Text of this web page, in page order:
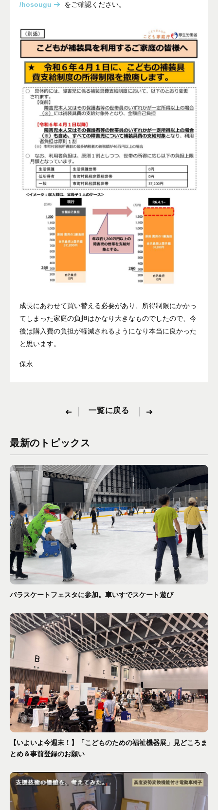
/hosougu
をご確認ください。
成長にあわせて買い替える必要があり、所得制限にかかっ
てしまった家庭の負担はかなり大きなものでしたので、今
後は購入費の負担が軽減されるようになり本当に良かった
と思います。
保永
一覧に戻る
最新のトピックス
パラスケートフェスタに参加。車いすでスケート遊び
【いよいよ今週末！】「こどものための福祉機器展」見どころま
とめ＆事前登録のお願い